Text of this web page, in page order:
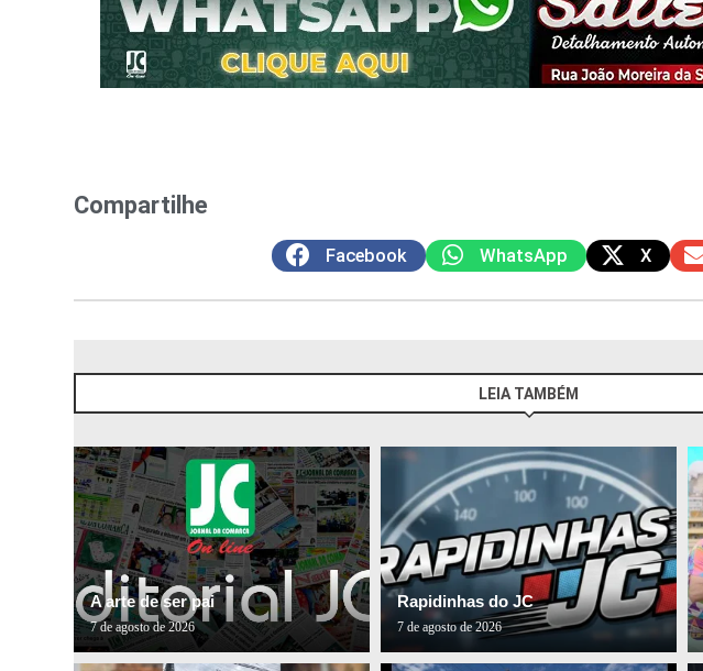
Compartilhe
Facebook WhatsApp X
LEIA TAMBÉM
A arte de ser pai
7 de agosto de 2026
Rapidinhas do JC
7 de agosto de 2026